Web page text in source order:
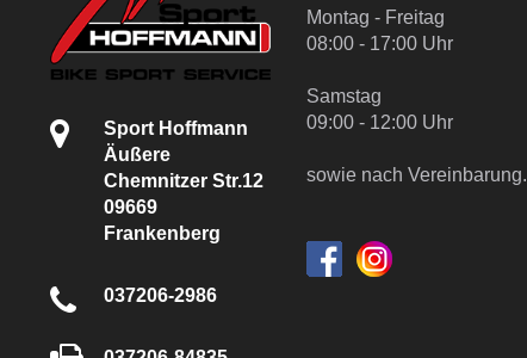
Sport Hoffmann
Äußere
Chemnitzer Str.12
09669
Frankenberg
037206-2986
Montag - Freitag
08:00 - 17:00 Uhr
Samstag
09:00 - 12:00 Uhr
sowie nach Vereinbarung.